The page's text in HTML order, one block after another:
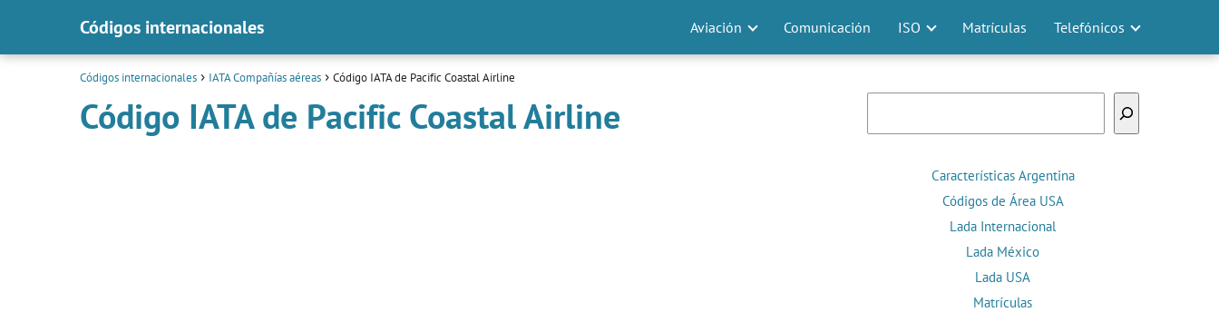
Códigos internacionales Aviación Comunicación ISO Matrículas Telefónicos
Códigos internacionales IATA Compañías aéreas Código IATA de Pacific Coastal Airline
Código IATA de Pacific Coastal Airline
Características Argentina
Códigos de Área USA
Lada Internacional
Lada México
Lada USA
Matrículas